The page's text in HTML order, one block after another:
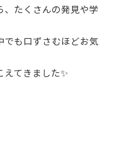
、たくさんの発見や学
でも口ずさむほどお気
てきました✨